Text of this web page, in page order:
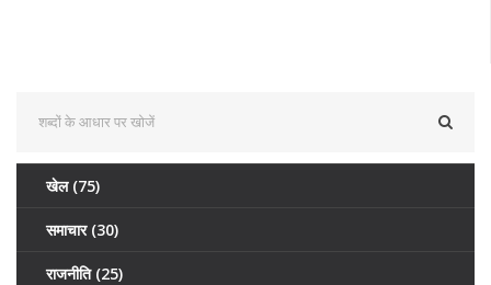
खेल (75)
समाचार (30)
राजनीति (25)